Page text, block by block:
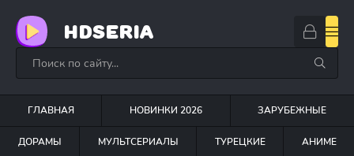
HDSERIA
ГЛАВНАЯ НОВИНКИ 2026 ЗАРУБЕЖНЫЕ
ДОРАМЫ МУЛЬТСЕРИАЛЫ ТУРЕЦКИЕ АНИМЕ